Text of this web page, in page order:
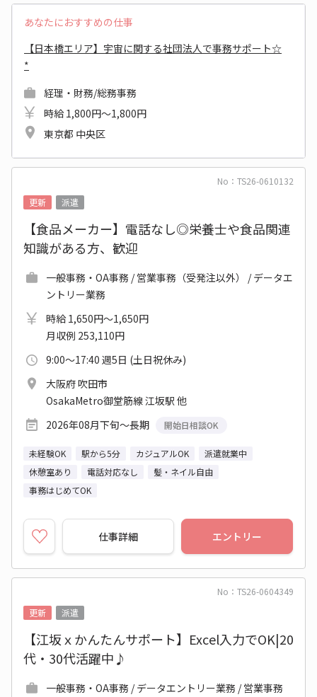
あなたにおすすめの仕事
【日本橋エリア】宇宙に関する社団法人で事務サポート☆
*
経理・財務/総務事務
時給 1,800円～1,800円
東京都 中央区
No：TS26-0610132
更新
派遣
【食品メーカー】電話なし◎栄養士や食品関連
知識がある方、歓迎
一般事務・OA事務 / 営業事務（受発注以外） / データエ
ントリー業務
時給 1,650円～1,650円
月収例 253,110円
9:00～17:40 週5日 (土日祝休み)
大阪府 吹田市
OsakaMetro御堂筋線 江坂駅 他
2026年08月下旬～長期
開始日相談OK
未経験OK 駅から5分 カジュアルOK
派遣就業中
休憩室あり
電話対応なし
髪・ネイル自由
事務はじめてOK
仕事詳細 エントリー
No：TS26-0604349
更新
派遣
【江坂ｘかんたんサポート】Excel入力でOK|20
代・30代活躍中♪
一般事務・OA事務 / データエントリー業務 / 営業事務